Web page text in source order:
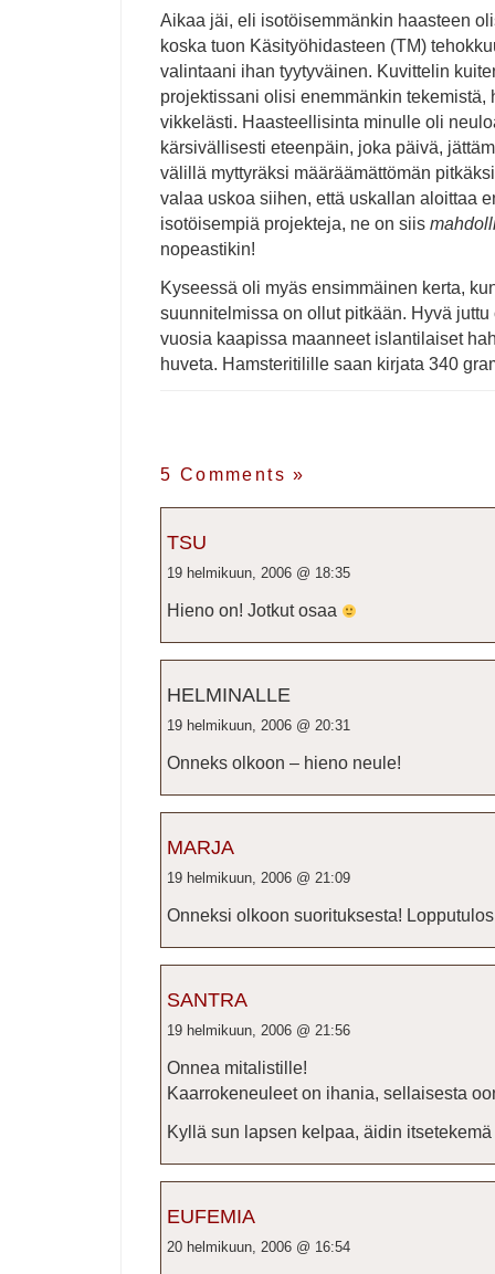
Aikaa jäi, eli isotöisemmänkin haasteen
koska tuon Käsityöhidasteen (TM)
valintaani ihan tyytyväinen. Kuvittelin
projektissani olisi enemmänkin tekemistä,
vikkelästi. Haasteellisinta minulle oli
kärsivällisesti eteenpäin, joka päivä,
välillä myttyräksi määräämättömän
valaa uskoa siihen, että uskallan aloittaa
isotöisempiä projekteja, ne on siis
nopeastikin!
Kyseessä oli myäs ensimmäinen kerta,
suunnitelmissa on ollut pitkään. Hyvä juttu
vuosia kaapissa maanneet islantilaiset
huveta. Hamsteritilille saan kirjata 340
5 Comments»
TSU
19 helmikuun, 2006 @ 18:35
Hieno on! Jotkut osaa
HELMINALLE
19 helmikuun, 2006 @ 20:31
Onneks olkoon – hieno neule!
MARJA
19 helmikuun, 2006 @ 21:09
Onneksi olkoon suorituksesta!
SANTRA
19 helmikuun, 2006 @ 21:56
Onnea mitalistille!
Kaarrokeneuleet on ihania, sellaisesta
Kyllä sun lapsen kelpaa, äidin
EUFEMIA
20 helmikuun, 2006 @ 16:54